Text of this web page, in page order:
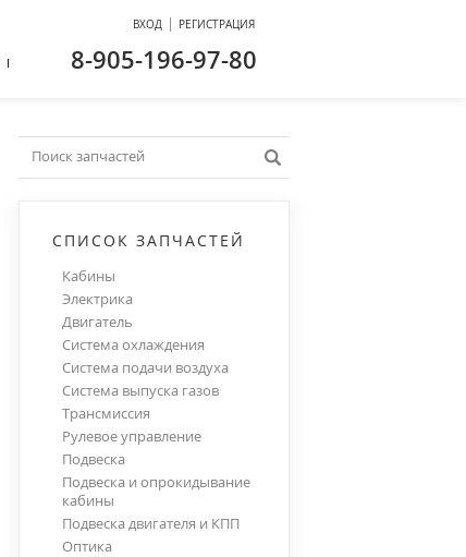
СПИСОК ЗАПЧАСТЕЙ
Кабины
Электрика
Двигатель
Система охлаждения
Система подачи воздуха
Система выпуска газов
Трансмиссия
Рулевое управление
Подвеска
Подвеска и опрокидывание
кабины
Подвеска двигателя и КПП
Оптика
ВХОД | РЕГИСТРАЦИЯ
8-905-196-97-80